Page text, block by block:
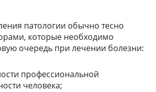
патологии обычно тесно
которые необходимо
очередь при лечении болезни:
профессиональной
человека;